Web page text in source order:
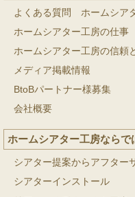
よくある質問 ホームシア
ホームシアター工房の仕事
ホームシアター工房の信頼
メディア掲載情報
BtoBパートナー様募集
会社概要
ホームシアター工房ならで
シアター提案からアフター
シアターインストール